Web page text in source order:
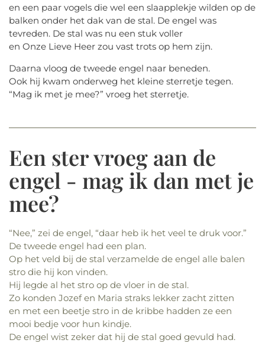
en een paar vogels die wel een slaapplekje wilden op de
balken onder het dak van de stal. De engel was
tevreden. De stal was nu een stuk voller
en Onze Lieve Heer zou vast trots op hem zijn.
Daarna vloog de tweede engel naar beneden.
Ook hij kwam onderweg het kleine sterretje tegen.
“Mag ik met je mee?” vroeg het sterretje.
Een ster vroeg aan de
engel - mag ik dan met je
mee?
“Nee,” zei de engel, “daar heb ik het veel te druk voor.”
De tweede engel had een plan.
Op het veld bij de stal verzamelde de engel alle balen
stro die hij kon vinden.
Hij legde al het stro op de vloer in de stal.
Zo konden Jozef en Maria straks lekker zacht zitten
en met een beetje stro in de kribbe hadden ze een
mooi bedje voor hun kindje.
De engel wist zeker dat hij de stal goed gevuld had.